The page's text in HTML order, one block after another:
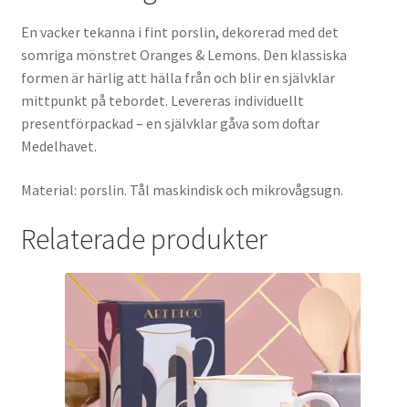
En vacker tekanna i fint porslin, dekorerad med det
somriga mönstret Oranges & Lemons. Den klassiska
formen är härlig att hälla från och blir en självklar
mittpunkt på tebordet. Levereras individuellt
presentförpackad – en självklar gåva som doftar
Medelhavet.
Material: porslin. Tål maskindisk och mikrovågsugn.
Relaterade produkter